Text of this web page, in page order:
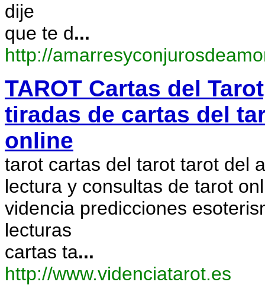
dije
que te d...
http://
TAROT Cartas del
tiradas de cartas del
online
tarot cartas del tarot tarot del
lectura y consultas de tarot
videncia predicciones
lecturas
cartas ta...
http://www.videnciatarot.es